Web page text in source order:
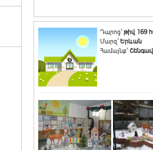
Դպրոց`թիվ 169
Մարզ`Երևան
Համայնք`